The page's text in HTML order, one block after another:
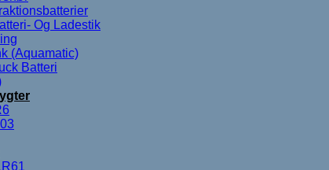
Og Ladestik
(Aquamatic)
Batteri